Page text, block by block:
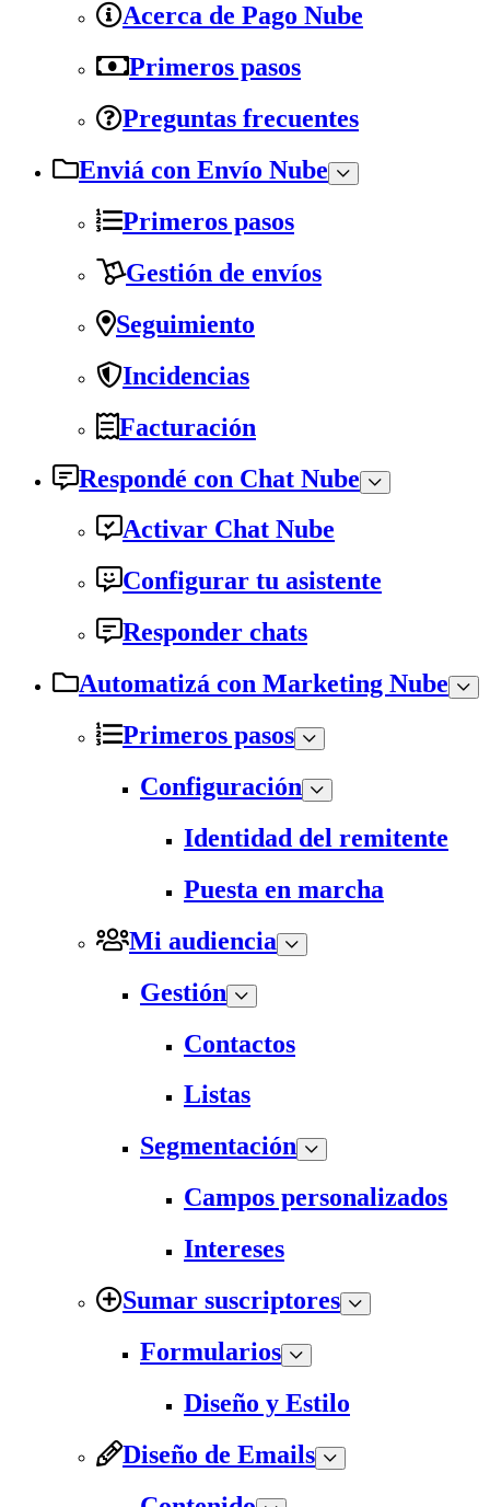
Acerca de Pago Nube
Primeros pasos
Preguntas frecuentes
Enviá con Envío Nube
Primeros pasos
Gestión de envíos
Seguimiento
Incidencias
Facturación
Respondé con Chat Nube
Activar Chat Nube
Configurar tu asistente
Responder chats
Automatizá con Marketing Nube
Primeros pasos
Configuración
Identidad del remitente
Puesta en marcha
Mi audiencia
Gestión
Contactos
Listas
Segmentación
Campos personalizados
Intereses
Sumar suscriptores
Formularios
Diseño y Estilo
Diseño de Emails